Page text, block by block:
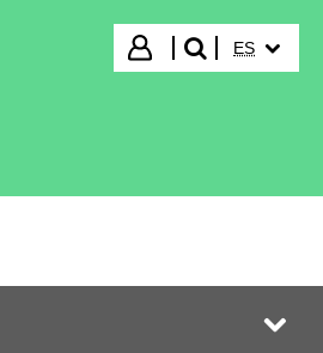
Iniciar sesión
buscar"
ES